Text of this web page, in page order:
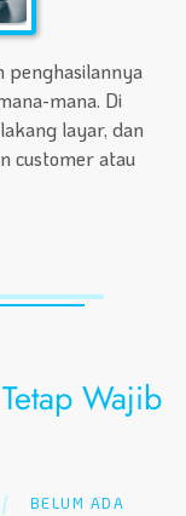
penghasilannya
mana. Di
layar, dan
customer atau
Wajib
BELUM ADA